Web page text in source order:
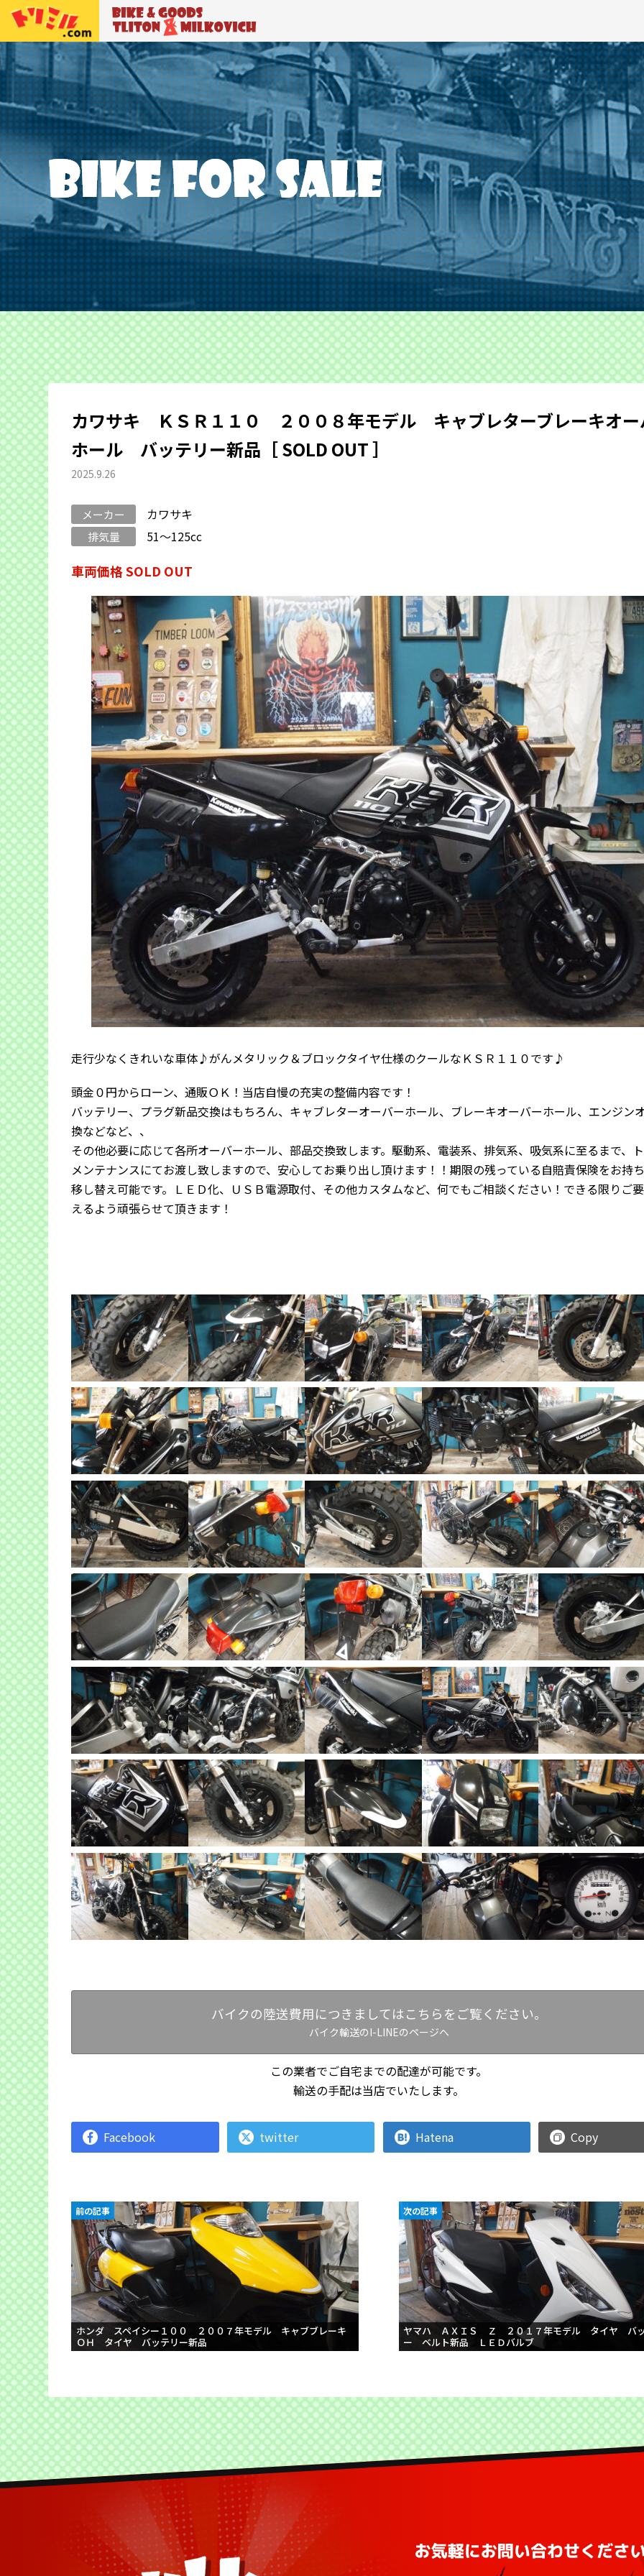
トリトン＆ミルコビッチ
カワサキ ＫＳＲ１１０ ２００８年モデル キャブレターブレーキオー
ホール バッテリー新品［ SOLD OUT ］
2025.9.26
メーカー カワサキ
排気量 51～125cc
車両価格 SOLD OUT
走行少なくきれいな車体♪がんメタリック＆ブロックタイヤ仕様のクールなＫＳＲ１１０です♪
頭金０円からローン、通販ＯＫ！当店自慢の充実の整備内容です！
バッテリー、プラグ新品交換はもちろん、キャブレターオーバーホール、ブレーキオーバーホール、エンジン
換などなど、、
その他必要に応じて各所オーバーホール、部品交換致します。駆動系、電装系、排気系、吸気系に至るまで、
メンテナンスにてお渡し致しますので、安心してお乗り出し頂けます！！期限の残っている自賠責保険をお持
移し替え可能です。ＬＥＤ化、ＵＳＢ電源取付、その他カスタムなど、何でもご相談ください！できる限りご
えるよう頑張らせて頂きます！
バイクの陸送費用につきましてはこちらをご覧ください。
バイク輸送のI-LINEのページへ
この業者でご自宅までの配達が可能です。
輸送の手配は当店でいたします。
Facebook twitter Hatena Copy
ホンダ スペイシー１００ ２００７年モデル キャブブレーキ
ＯＨ タイヤ バッテリー新品
前の記事
ヤマハ ＡＸＩＳ Ｚ ２０１７年モデル タイヤ バ
ー ベルト新品 ＬＥＤバルブ
次の記事